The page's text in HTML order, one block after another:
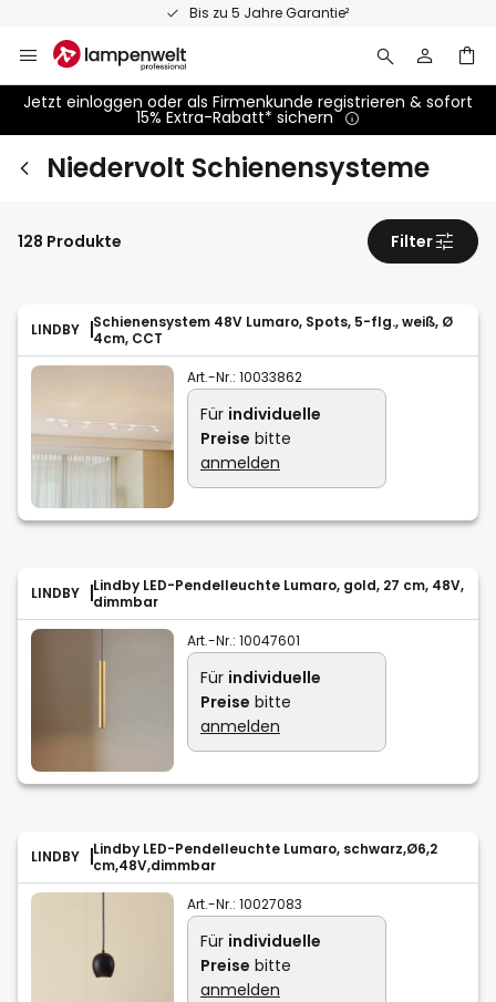
Bis zu 5 Jahre Garantie²
Inhalt
springen
Jetzt einloggen oder als Firmenkunde registrieren & sofort
15% Extra-Rabatt* sichern
Niedervolt Schienensysteme
LINDBY
Schienensystem 48V Lumaro, Spots, 5-flg., weiß, Ø
4cm, CCT
Art.-Nr.: 10033862
Für individuelle
Preise bitte
anmelden
LINDBY
Lindby LED-Pendelleuchte Lumaro, gold, 27 cm, 48V,
dimmbar
Art.-Nr.: 10047601
Für individuelle
Preise bitte
anmelden
LINDBY
Lindby LED-Pendelleuchte Lumaro, schwarz,Ø6,2
cm,48V,dimmbar
Art.-Nr.: 10027083
Für individuelle
Preise bitte
anmelden
128 Produkte Filter